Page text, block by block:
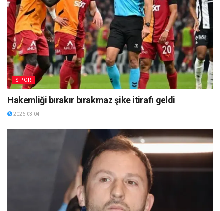
SPOR
Hakemliği bırakır bırakmaz şike itirafı geldi
2026-03-04